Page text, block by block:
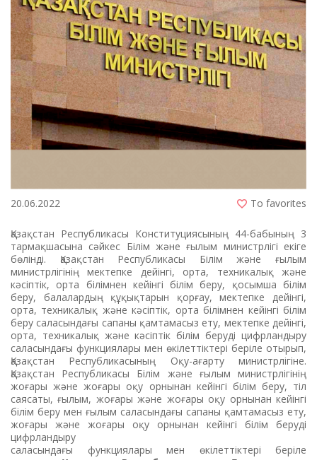
20.06.2022 To favorites
Қазақстан Республикасы Конституциясының 44-бабының 3
тармақшасына сәйкес Білім және ғылым министрлігі екіге
бөлінді. Қазақстан Республикасы Білім және ғылым
министрлігінің мектепке дейінгі, орта, техникалық және
кәсіптік, орта білімнен кейінгі білім беру, қосымша білім
беру, балалардың құқықтарын қорғау, мектепке дейінгі,
орта, техникалық және кәсіптік, орта білімнен кейінгі білім
беру саласындағы сапаны қамтамасыз ету, мектепке дейінгі,
орта, техникалық және кәсіптік білім беруді цифрландыру
саласындағы функциялары мен өкілеттіктері беріле отырып,
Қазақстан Республикасының Оқу-ағарту министрлігіне.
Қазақстан Республикасы Білім және ғылым министрлігінің
жоғары және жоғары оқу орнынан кейінгі білім беру, тіл
саясаты, ғылым, жоғары және жоғары оқу орнынан кейінгі
білім беру мен ғылым саласындағы сапаны қамтамасыз ету,
жоғары және жоғары оқу орнынан кейінгі білім беруді
цифрландыру
саласындағы функциялары мен өкілеттіктері беріле